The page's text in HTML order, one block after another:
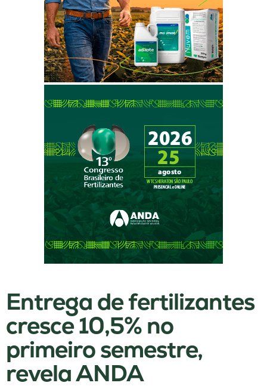
Entrega de fertilizantes
cresce 10,5% no
primeiro semestre,
revela ANDA